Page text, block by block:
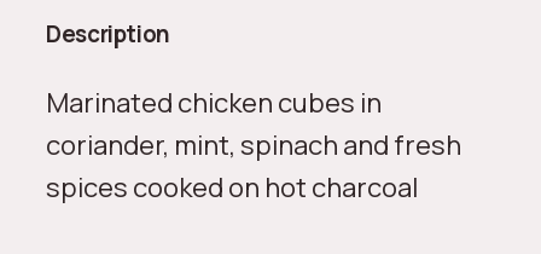
Description
Marinated chicken cubes in
coriander, mint, spinach and fresh
spices cooked on hot charcoal